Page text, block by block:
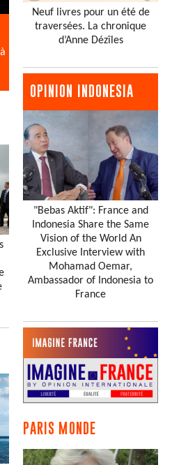
Neuf livres pour un été de
traversées. La chronique
d’Anne Dézîles
OPINION INDONESIA
"Bebas Aktif": France and
Indonesia Share the Same
Vision of the World An
Exclusive Interview with
Mohamad Oemar,
Ambassador of Indonesia to
France
PARIS MONDE